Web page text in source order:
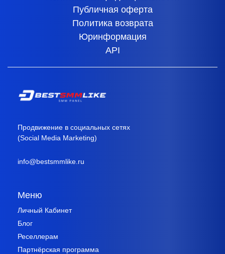
Публичная оферта
Политика возврата
Юринформация
API
Продвижение в социальных сетях
(Social Media Marketing)
info@bestsmmlike.ru
Меню
Личный Кабинет
Блог
Реселлерам
Партнёрская программа